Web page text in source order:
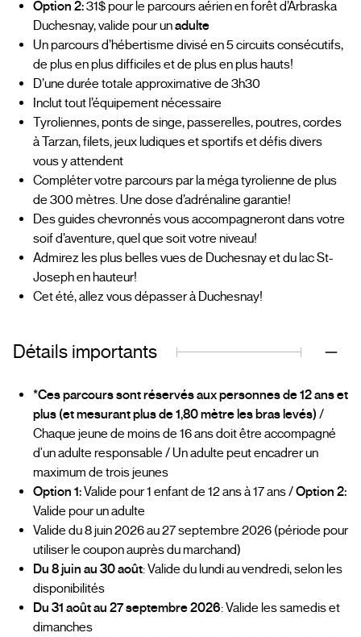
Option 2:31$ pour le parcours aérien en forêt d’Arbraska
Duchesnay, valide pour unadulte
Un parcours d’hébertisme divisé en 5 circuits consécutifs,
de plus en plus difficiles et de plus en plus hauts!
D’une durée totale approximative de 3h30
Inclut tout l’équipement nécessaire
Tyroliennes, ponts de singe, passerelles, poutres, cordes
à Tarzan, filets, jeux ludiques et sportifs et défis divers
vous y attendent
Compléter votre parcours par la méga tyrolienne de plus
de 300 mètres. Une dose d’adrénaline garantie!
Des guides chevronnés vous accompagneront dans votre
soif d’aventure, quel que soit votre niveau!
Admirez les plus belles vues de Duchesnay et du lac St-
Joseph en hauteur!
Cet été, allez vous dépasser à Duchesnay!
Détails importants
*Ces parcours sont réservés aux personnes de 12 ans et
plus (et mesurant plus de 1,80 mètre les bras levés) /
Chaque jeune de moins de 16 ans doit être accompagné
d'un adulte responsable / Un adulte peut encadrer un
maximum de trois jeunes
Option 1:Valide pour 1 enfant de 12 ans à 17 ans /Option 2:
Valide pour un adulte
Valide du 8 juin 2026 au 27 septembre 2026 (période pour
utiliser le coupon auprès du marchand)
Du 8 juin au 30 août: Valide du lundi au vendredi, selon les
disponibilités
Du 31 août au 27 septembre 2026: Valide les samedis et
dimanches